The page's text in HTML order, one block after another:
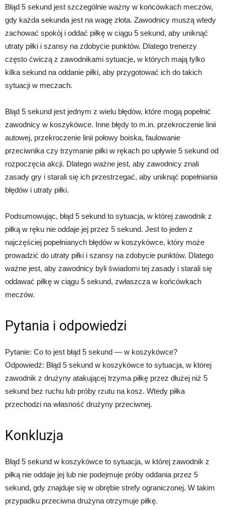
Błąd 5 sekund jest szczególnie ważny w końcówkach meczów,
gdy każda sekunda jest na wagę złota. Zawodnicy muszą wtedy
zachować spokój i oddać piłkę w ciągu 5 sekund, aby uniknąć
utraty piłki i szansy na zdobycie punktów. Dlatego trenerzy
często ćwiczą z zawodnikami sytuacje, w których mają tylko
kilka sekund na oddanie piłki, aby przygotować ich do takich
sytuacji w meczach.
Błąd 5 sekund jest jednym z wielu błędów, które mogą popełnić
zawodnicy w koszykówce. Inne błędy to m.in. przekroczenie linii
autowej, przekroczenie linii połowy boiska, faulowanie
przeciwnika czy trzymanie piłki w rękach po upływie 5 sekund od
rozpoczęcia akcji. Dlatego ważne jest, aby zawodnicy znali
zasady gry i starali się ich przestrzegać, aby uniknąć popełniania
błędów i utraty piłki.
Podsumowując, błąd 5 sekund to sytuacja, w której zawodnik z
piłką w ręku nie oddaje jej przez 5 sekund. Jest to jeden z
najczęściej popełnianych błędów w koszykówce, który może
prowadzić do utraty piłki i szansy na zdobycie punktów. Dlatego
ważne jest, aby zawodnicy byli świadomi tej zasady i starali się
oddawać piłkę w ciągu 5 sekund, zwłaszcza w końcówkach
meczów.
Pytania i odpowiedzi
Pytanie: Co to jest błąd 5 sekund — w koszykówce?
Odpowiedź: Błąd 5 sekund w koszykówce to sytuacja, w której
zawodnik z drużyny atakującej trzyma piłkę przez dłużej niż 5
sekund bez ruchu lub próby rzutu na kosz. Wtedy piłka
przechodzi na własność drużyny przeciwnej.
Konkluzja
Błąd 5 sekund w koszykówce to sytuacja, w której zawodnik z
piłką nie oddaje jej lub nie podejmuje próby oddania przez 5
sekund, gdy znajduje się w obrębie strefy ograniczonej. W takim
przypadku przeciwna drużyna otrzymuje piłkę.